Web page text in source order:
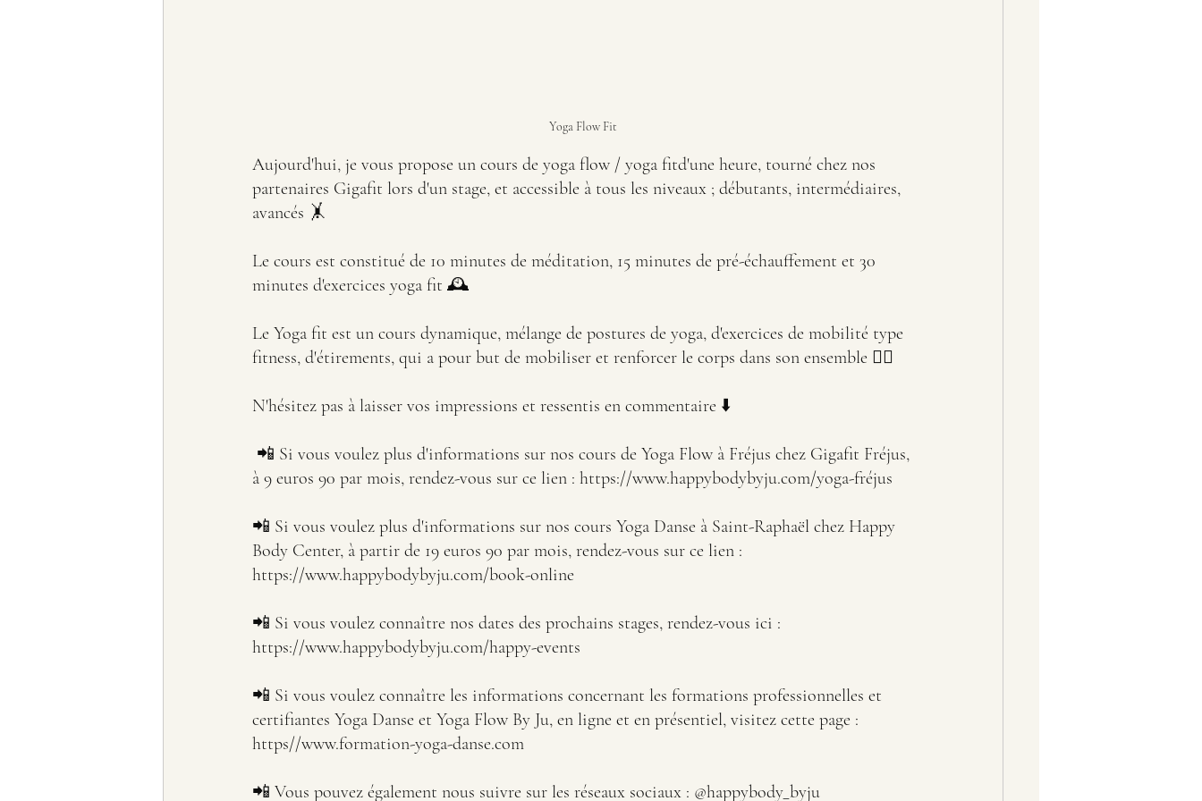
Yoga Flow Fit
Aujourd'hui, je vous propose un cours de yoga flow / yoga fitd'une heure, tourné chez nos
partenaires Gigafit lors d'un stage, et accessible à tous les niveaux ; débutants, intermédiaires,
avancés 🤸
Le cours est constitué de 10 minutes de méditation, 15 minutes de pré-échauffement et 30
minutes d'exercices yoga fit 🕰
Le Yoga fit est un cours dynamique, mélange de postures de yoga, d'exercices de mobilité type
fitness, d'étirements, qui a pour but de mobiliser et renforcer le corps dans son ensemble 🧘‍♀️
N'hésitez pas à laisser vos impressions et ressentis en commentaire ⬇️
à 9 euros 90 par mois, rendez-vous sur ce lien : https://www.happybodybyju.com/yoga-fréjus
📲 Si vous voulez plus d'informations sur nos cours Yoga Danse à Saint-Raphaël chez Happy
Body Center, à partir de 19 euros 90 par mois, rendez-vous sur ce lien :
https://www.happybodybyju.com/book-online
📲 Si vous voulez connaître nos dates des prochains stages, rendez-vous ici :
https://www.happybodybyju.com/happy-events
📲 Si vous voulez connaître les informations concernant les formations professionnelles et
certifiantes Yoga Danse et Yoga Flow By Ju, en ligne et en présentiel, visitez cette page :
https//www.formation-yoga-danse.com
📲 Vous pouvez également nous suivre sur les réseaux sociaux : @‌happybody_byju